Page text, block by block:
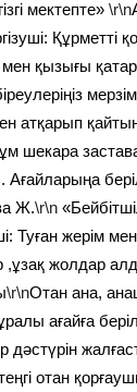
мектепте» \r\n
Құрметті
қызығы
атқарып
шекара
Ағайларыңа
Ж.\r\n
Туған жерім
,ұзақ жолдар
\r\nОтан ана,
ағайға
дәстүрін
отан